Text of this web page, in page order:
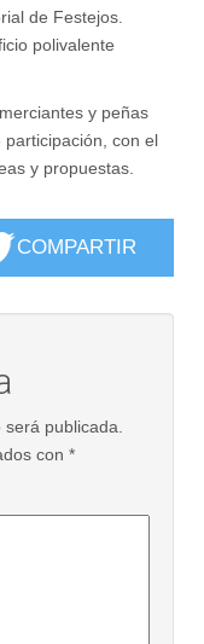
de Festejos.
polivalente
y peñas
con el
y propuestas.
COMPARTIR
publicada.
con *